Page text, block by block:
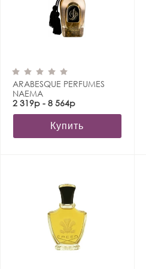
ARABESQUE PERFUMES
NAEMA
2 319р - 8 564р
Купить